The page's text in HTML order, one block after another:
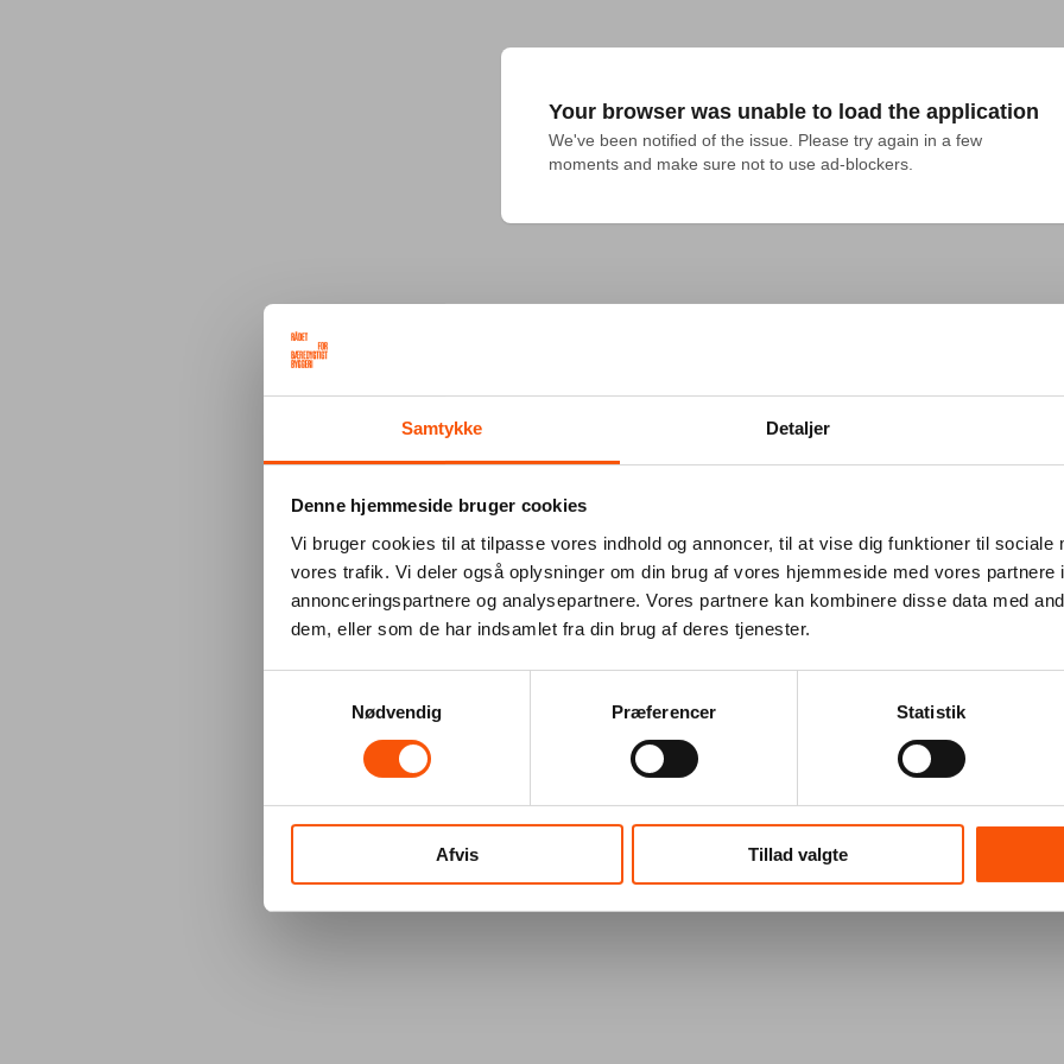
Samtykke Detaljer
Denne hjemmeside bruger cookies
Vi bruger cookies til at tilpasse vores indhold og annoncer, til at vise dig funktioner til sociale
vores trafik. Vi deler også oplysninger om din brug af vores hjemmeside med vores partnere
annonceringspartnere og analysepartnere. Vores partnere kan kombinere disse data med
dem, eller som de har indsamlet fra din brug af deres tjenester.
Nødvendig
Præferencer Statistik
Afvis Tillad valgte
Your browser was unable to load the application
We've been notified of the issue. Please try again in a few
moments and make sure not to use ad-blockers.